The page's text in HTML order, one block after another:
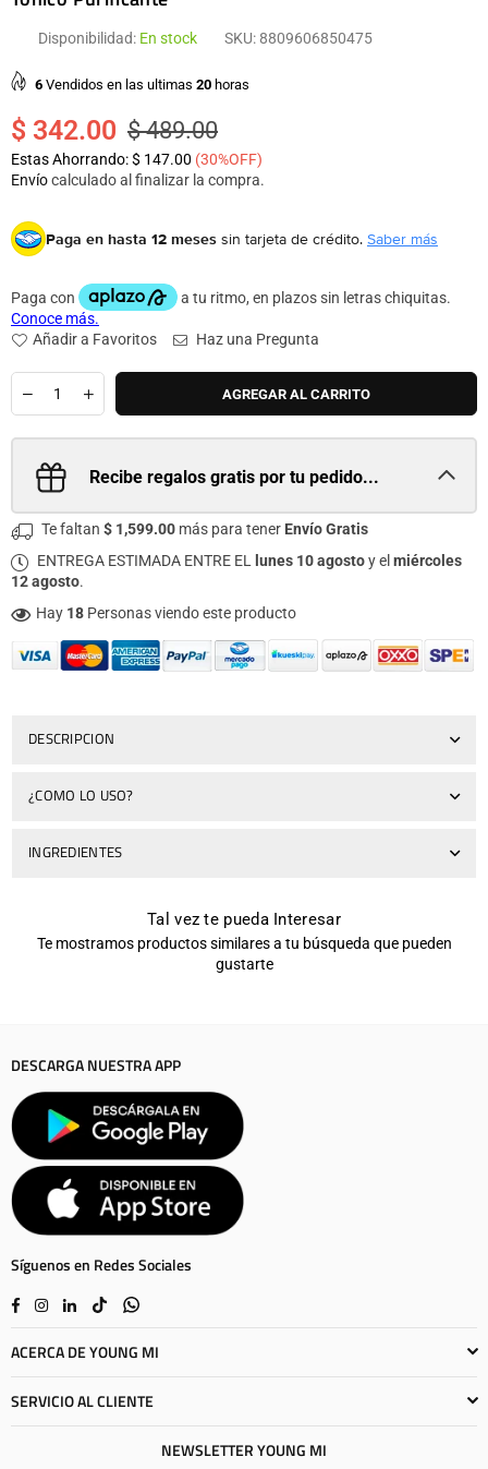
Disponibilidad: En stock SKU:8809606850475
6 Vendidos en las ultimas 20 horas
habitual
$ 342.00 $ 489.00
Estas Ahorrando:$ 147.00 (30%OFF)
Envíocalculado al finalizar la compra.
Paga en hasta 12 meses sin tarjeta de crédito. Saber más
Añadir a Favoritos Haz una Pregunta
Cantidad
AGREGAR AL CARRITO
Recibe regalos gratis por tu pedido...
Te faltan $ 1,599.00 más para tener Envío Gratis
ENTREGA ESTIMADA ENTRE EL
lunes 10 agostoy el miércoles
12 agosto.
Hay 18 Personas viendo este producto
DESCRIPCION
¿COMO LO USO?
INGREDIENTES
Tal vez te pueda Interesar
Te mostramos productos similares a tu búsqueda que pueden
gustarte
DESCARGA NUESTRA APP
Síguenos en Redes Sociales
FacebookInstagram
LinkedinTikTokWhatsapp
ACERCA DE YOUNG MI
SERVICIO AL CLIENTE
NEWSLETTER YOUNG MI